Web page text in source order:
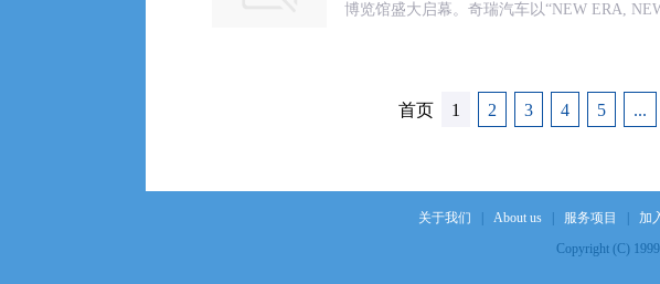
博览馆盛大启幕。奇瑞汽车以“NEW ERA,
首页 1 2 3 4 5 ...
关于我们 About us 服务项目 加
Copyright (C)